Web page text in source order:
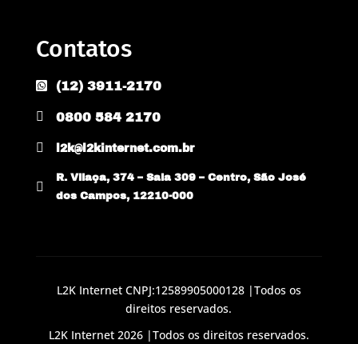
Contatos
 (12) 3911-2170
 0800 584 2170
 l2k@l2kinternet.com.br

R. Vilaça, 374 – Sala 309 – Centro, São José
dos Campos, 12210-000
L2K Internet CNPJ:12589905000128 |Todos os
direitos reservados.
L2K Internet 2026 |Todos os direitos reservados.